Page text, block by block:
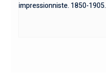
impressionniste. 1850-1905.